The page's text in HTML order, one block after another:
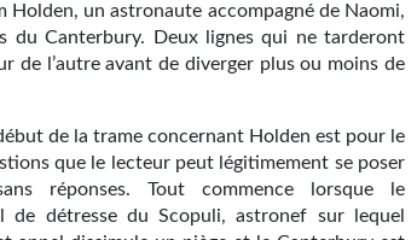
Holden, un astronaute accompagné de Naomi,
du Canterbury. Deux lignes qui ne tarderont
de l’autre avant de diverger plus ou moins de
de la trame concernant Holden est pour le
que le lecteur peut légitimement se poser
réponses. Tout commence lorsque le
de détresse du Scopuli, astronef sur lequel